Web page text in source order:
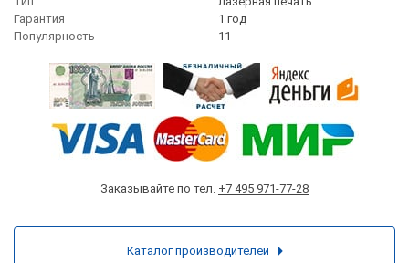
Гарантия
1 год
Популярность
11
Заказывайте по тел. +7 495 971-77-28